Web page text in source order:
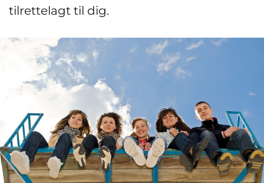
tilrettelagt til dig.